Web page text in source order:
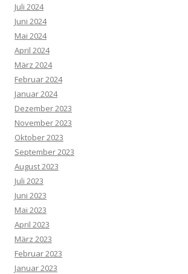
Juli 2024
Juni 2024
Mai 2024
April 2024
März 2024
Februar 2024
Januar 2024
Dezember 2023
November 2023
Oktober 2023
September 2023
August 2023
Juli 2023
Juni 2023
Mai 2023
April 2023
März 2023
Februar 2023
Januar 2023